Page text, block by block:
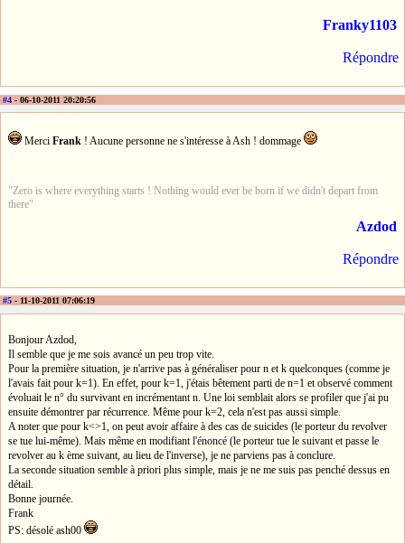
Franky1103
Répondre
#4 - 06-10-2011 20:20:56
Merci Frank ! Aucune personne ne s'intéresse à Ash ! dommage
"Zero is where everything starts ! Nothing would ever be born if we didn't depart from
there"
Azdod
Répondre
#5 - 11-10-2011 07:06:19
Bonjour Azdod,
Il semble que je me sois avancé un peu trop vite.
Pour la première situation, je n'arrive pas à généraliser pour n et k quelconques (comme je
l'avais fait pour k=1). En effet, pour k=1, j'étais bêtement parti de n=1 et observé comment
évoluait le n° du survivant en incrémentant n. Une loi semblait alors se profiler que j'ai pu
ensuite démontrer par récurrence. Même pour k=2, cela n'est pas aussi simple.
A noter que pour k<>1, on peut avoir affaire à des cas de suicides (le porteur du revolver
se tue lui-même). Mais même en modifiant l'énoncé (le porteur tue le suivant et passe le
revolver au k ème suivant, au lieu de l'inverse), je ne parviens pas à conclure.
La seconde situation semble à priori plus simple, mais je ne me suis pas penché dessus en
détail.
Bonne journée.
Frank
PS: désolé ash00